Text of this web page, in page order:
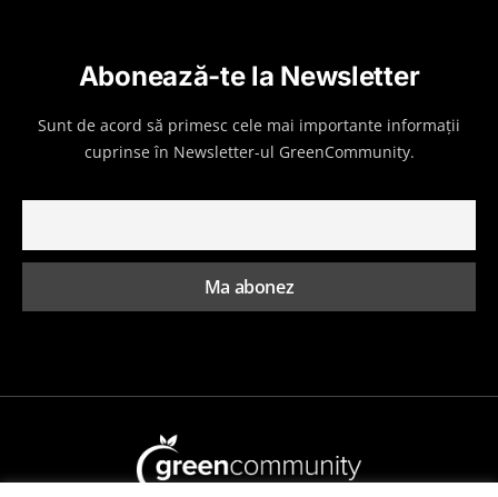
Abonează-te la Newsletter
Sunt de acord să primesc cele mai importante informații
cuprinse în Newsletter-ul GreenCommunity.